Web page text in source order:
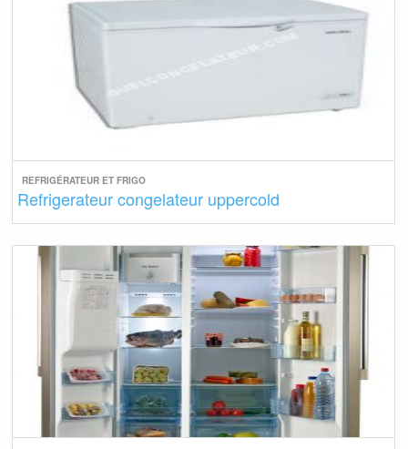
REFRIGÉRATEUR ET FRIGO
Refrigerateur congelateur uppercold